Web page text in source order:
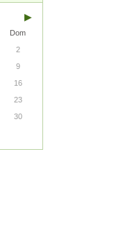
▶︎
Dom
2
9
16
23
30